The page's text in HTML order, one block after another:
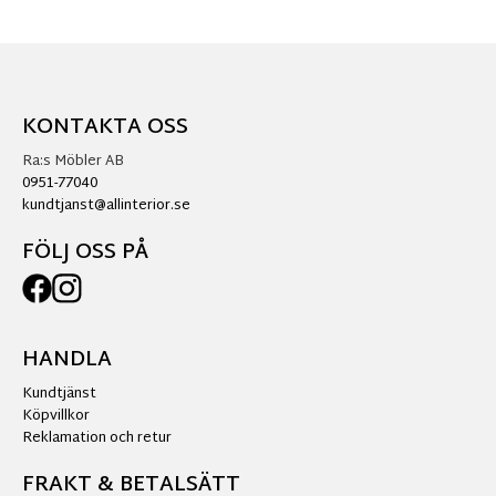
KONTAKTA OSS
Ra:s Möbler AB
0951-77040
kundtjanst@allinterior.se
FÖLJ OSS PÅ
HANDLA
Kundtjänst
Köpvillkor
Reklamation och retur
FRAKT & BETALSÄTT